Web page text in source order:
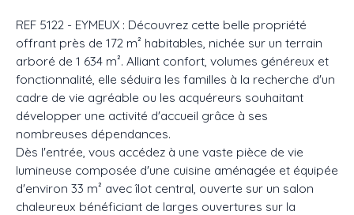
REF 5122 - EYMEUX : Découvrez cette belle propriété
offrant près de 172 m² habitables, nichée sur un terrain
arboré de 1 634 m². Alliant confort, volumes généreux et
fonctionnalité, elle séduira les familles à la recherche d'un
cadre de vie agréable ou les acquéreurs souhaitant
développer une activité d'accueil grâce à ses
nombreuses dépendances.
Dès l'entrée, vous accédez à une vaste pièce de vie
lumineuse composée d'une cuisine aménagée et équipée
d'environ 33 m² avec îlot central, ouverte sur un salon
chaleureux bénéficiant de larges ouvertures sur la